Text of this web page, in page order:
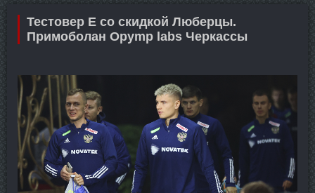
Тестовер Е со скидкой Люберцы.
Примоболан Opymp labs Черкассы